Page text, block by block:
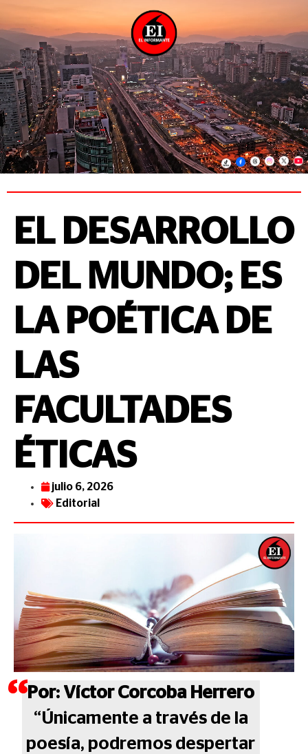
EL DESARROLLO
DEL MUNDO; ES
LA POÉTICA DE
LAS
FACULTADES
ÉTICAS
julio 6, 2026
Editorial
Por: Víctor Corcoba Herrero
“Únicamente a través de la
poesía, podremos despertar